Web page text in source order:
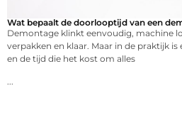
Wat bepaalt de doorlooptijd van een
Demontage klinkt eenvoudig, machine
verpakken en klaar. Maar in de praktijk
en de tijd die het kost om alles
...